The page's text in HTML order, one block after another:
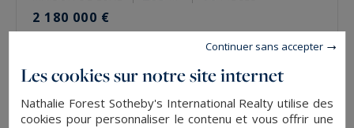
2 180 000 €
Les cookies sur notre site internet
Nathalie Forest Sotheby's International Realty utilise des
cookies pour personnaliser le contenu et vous offrir une
Continuer sans accepter